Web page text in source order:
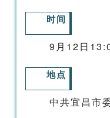
时间
9月12日
地点
中共宜昌市